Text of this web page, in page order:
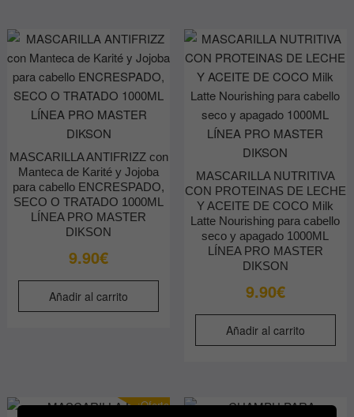
MASCARILLA ANTIFRIZZ con
Manteca de Karité y Jojoba
para cabello ENCRESPADO,
SECO O TRATADO 1000ML
LÍNEA PRO MASTER
DIKSON
9.90€
Añadir al carrito
MASCARILLA NUTRITIVA
CON PROTEINAS DE LECHE
Y ACEITE DE COCO Milk
Latte Nourishing para cabello
seco y apagado 1000ML
LÍNEA PRO MASTER
DIKSON
9.90€
Añadir al carrito
¡Oferta!